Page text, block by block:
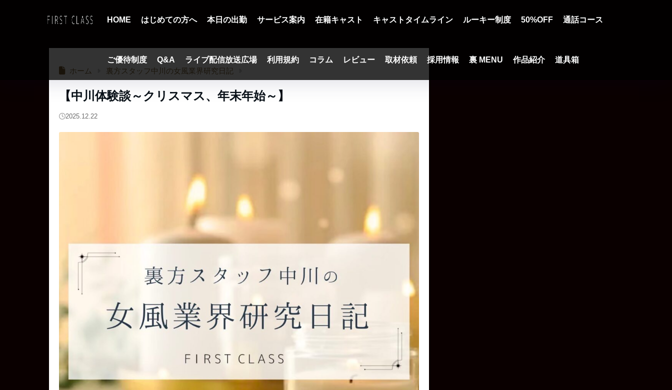
HOME はじめての方へ 本日の出勤 サービス案内 在籍キャスト キャストタイムライン ルーキー制度 50%OFF 通話コース
ご優待制度 Q&A ライブ配信放送広場 利用規約 コラム レビュー 取材依頼 採用情報 裏 MENU 作品紹介 道具箱
ホーム 裏方スタッフ中川の女風業界研究日記
【中川体験談～クリスマス、年末年始～】
2025.12.22